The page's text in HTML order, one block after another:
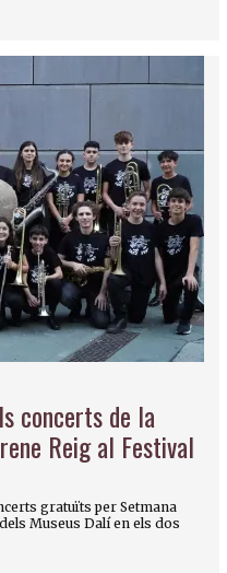
concerts de la
Reig al Festival
gratuïts per Setmana
Museus Dalí en els dos